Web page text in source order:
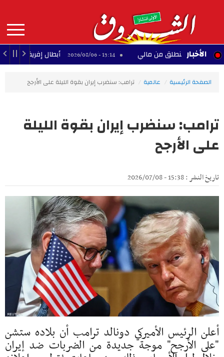
contenu
principal
MAIN
NAVIGATION الأخبار
تنطلق من مالي 13:14 - 2026/08/06 أبطال إفريقيا: القرعة تضع
الصفحة الرئيسية عالمية ترامب: سنضرب إيران بقوة الليلة على الأرجح
ترامب: سنضرب إيران بقوة الليلة
على الأرجح
تاريخ النشر : 15:38 - 2026/07/08
أعلن الرئيس الأميركي دونالد ترامب أن بلاده ستشن
"على الأرجح" موجة جديدة من الضربات ضد إيران